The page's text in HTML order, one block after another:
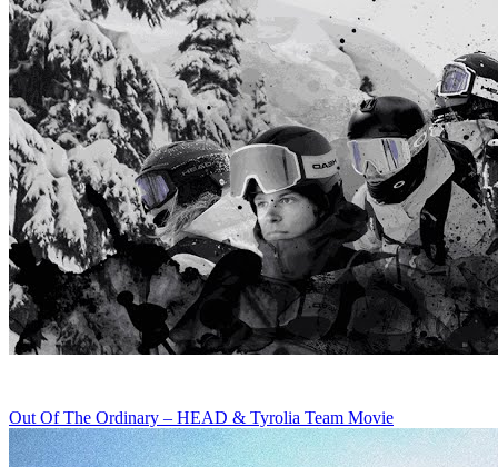
Out Of The Ordinary – HEAD & Tyrolia Team Movie